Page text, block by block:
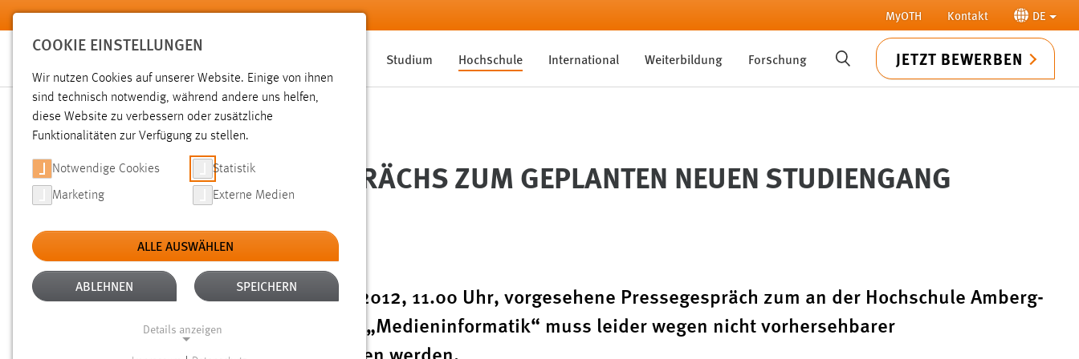
Zum Hauptinhalt springen MyOTH Kontakt DE
Studium Hochschule International Weiterbildung Forschung SUCHE JETZT BEWERBEN
Sie sind hier:
Hochschule Aktuelles Pressemeldungen
ABSAGE DES PRESSEGESPRÄCHS ZUM GEPLANTEN NEUEN STUDIENGANG
„MEDIENINFORMATIK“
24.05.2012
Das für den morgigen Freitag, 25. Mai 2012, 11.00 Uhr, vorgesehene Pressegespräch zum an der Hochschule Amberg-
Weiden geplanten neuen Studiengang „Medieninformatik“ muss leider wegen nicht vorhersehbarer
Terminkollisionen kurzfristig verschoben werden.
COOKIE EINSTELLUNGEN
Wir nutzen Cookies auf unserer Website. Einige von ihnen
sind technisch notwendig, während andere uns helfen,
diese Website zu verbessern oder zusätzliche
Funktionalitäten zur Verfügung zu stellen.
Notwendige Cookies Statistik
Marketing Externe Medien
ALLE AUSWÄHLEN
ABLEHNEN SPEICHERN
Details anzeigen